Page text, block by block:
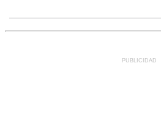
PUBLICIDAD